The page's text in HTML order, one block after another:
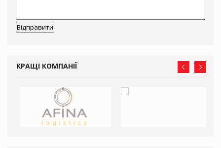
КРАЩІ КОМПАНІЇ